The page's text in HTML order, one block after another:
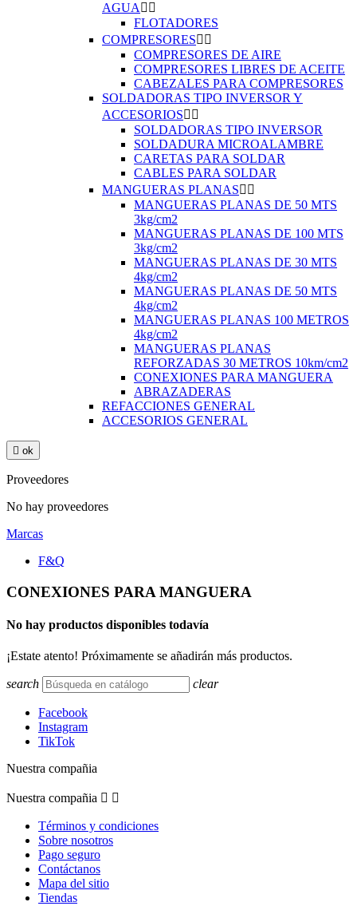
AGUA  
FLOTADORES
COMPRESORES 
COMPRESORES DE AIRE
COMPRESORES LIBRES DE ACEITE
CABEZALES PARA COMPRESORES
SOLDADORAS TIPO INVERSOR Y
ACCESORIOS 
SOLDADORAS TIPO INVERSOR
SOLDADURA MICROALAMBRE
CARETAS PARA SOLDAR
CABLES PARA SOLDAR
MANGUERAS PLANAS 
MANGUERAS PLANAS DE 50 MTS
3kg/cm2
MANGUERAS PLANAS DE 100 MTS
3kg/cm2
MANGUERAS PLANAS DE 30 MTS
4kg/cm2
MANGUERAS PLANAS DE 50 MTS
4kg/cm2
MANGUERAS PLANAS 100 METROS
4kg/cm2
MANGUERAS PLANAS
REFORZADAS 30 METROS 10km/cm2
CONEXIONES PARA MANGUERA
ABRAZADERAS
REFACCIONES GENERAL
ACCESORIOS GENERAL
 ok
Proveedores
No hay proveedores
Marcas
F&Q
CONEXIONES PARA MANGUERA
No hay productos disponibles todavía
¡Estate atento! Próximamente se añadirán más productos.
search clear
Facebook
Instagram
TikTok
Nuestra compañia
Nuestra compañia  
Términos y condiciones
Sobre nosotros
Pago seguro
Contáctanos
Mapa del sitio
Tiendas